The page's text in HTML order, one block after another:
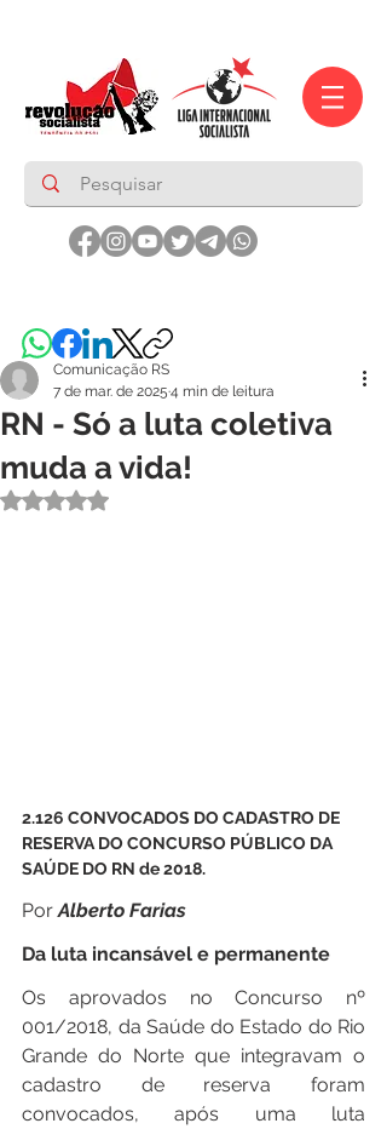
RN - Só a luta coletiva
muda a vida!
Comunicação RS
7 de mar. de 2025 4 min de leitura
Avaliado com NaN de 5 estrelas.
2.126 CONVOCADOS DO CADASTRO DE
RESERVA DO CONCURSO PÚBLICO DA
SAÚDE DO RN de 2018.
Por Alberto Farias
Da luta incansável e permanente
Os aprovados no Concurso nº
001/2018, da Saúde do Estado do Rio
Grande do Norte que integravam o
cadastro de reserva foram
convocados, após uma luta